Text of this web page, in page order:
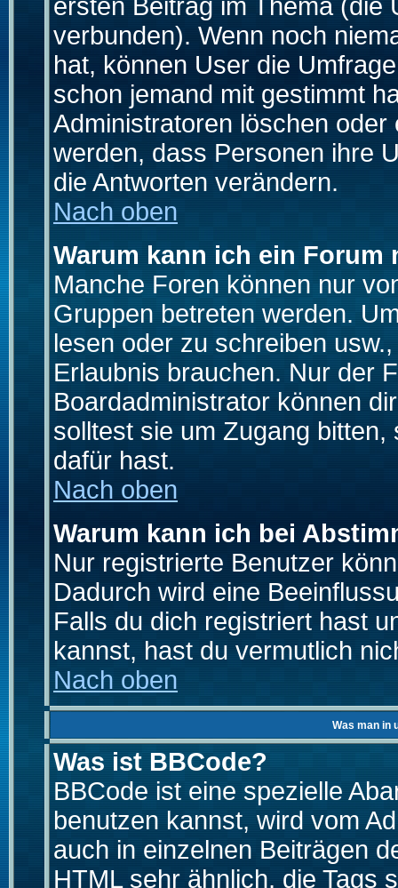
ersten Beitrag im Thema (die
verbunden). Wenn noch
hat, können User die
schon jemand mit gestimmt
Administratoren löschen
werden, dass Personen ihre
die Antworten verändern.
Nach oben
Warum kann ich ein Forum
Manche Foren können nur
Gruppen betreten werden.
lesen oder zu schreiben
Erlaubnis brauchen. Nur der
Boardadministrator können
solltest sie um Zugang
dafür hast.
Nach oben
Warum kann ich bei
Nur registrierte Benutzer
Dadurch wird eine
Falls du dich registriert hast
kannst, hast du vermutlich
Nach oben
Was man in
Was ist BBCode?
BBCode ist eine spezielle
benutzen kannst, wird vom
auch in einzelnen Beiträgen
HTML sehr ähnlich, die Tags